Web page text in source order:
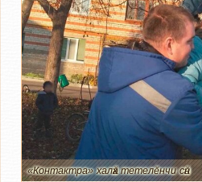
«Контактра» халӑх тетелӗнчи сӑн